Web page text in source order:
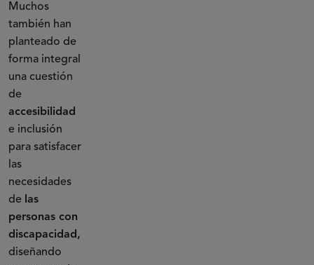
Muchos
también han
planteado de
forma integral
una cuestión
de
accesibilidad
e inclusión
para satisfacer
las
necesidades
de las
personas con
discapacidad,
diseñando